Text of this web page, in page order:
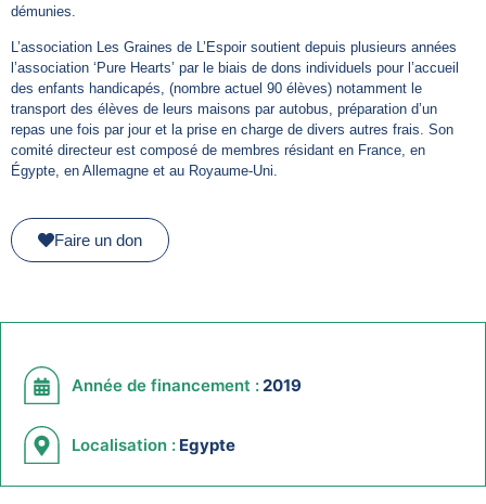
démunies.
L’association Les Graines de L’Espoir soutient depuis plusieurs années
l’association ‘Pure Hearts’ par le biais de dons individuels pour l’accueil
des enfants handicapés, (nombre actuel 90 élèves) notamment le
transport des élèves de leurs maisons par autobus, préparation d’un
repas une fois par jour et la prise en charge de divers autres frais. Son
comité directeur est composé de membres résidant en France, en
Égypte, en Allemagne et au Royaume-Uni.
Faire un don
Année de financement : 2019
Localisation : Egypte